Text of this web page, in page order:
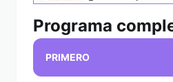
Programa
PRIMERO